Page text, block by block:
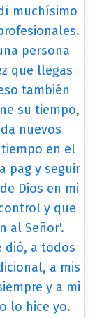
muchísimo
persona
que llegas
también
su tiempo,
nuevos
en el
pag y seguir
Dios en mi
y que
al Señor'.
dió, a todos
a mis
y a mi
lo hice yo.